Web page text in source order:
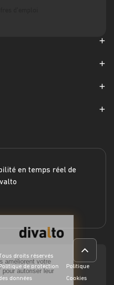
en temps réel de
droits réservés
de protection
données
Politique
Cookies
nos cookies améliorent votre
pour moi" pour autoriser leur